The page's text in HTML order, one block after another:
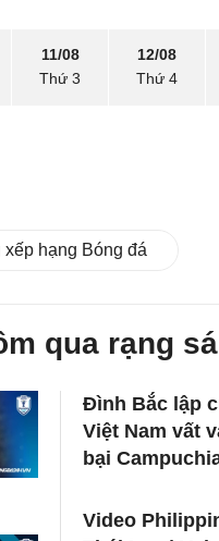
11/08
Thứ 3
12/08
Thứ 4
xếp hạng Bóng đá
qua rạng
Đình Bắc lập
Việt Nam vất
bại
Video